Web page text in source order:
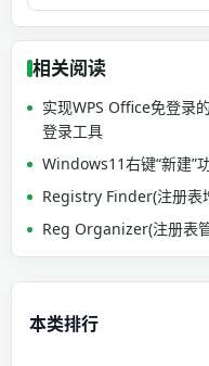
相关阅读
实现WPS Office免登录
登录工具
Windows11右键“新建”
Registry Finder(注册表
Reg Organizer(注册表
本类排行